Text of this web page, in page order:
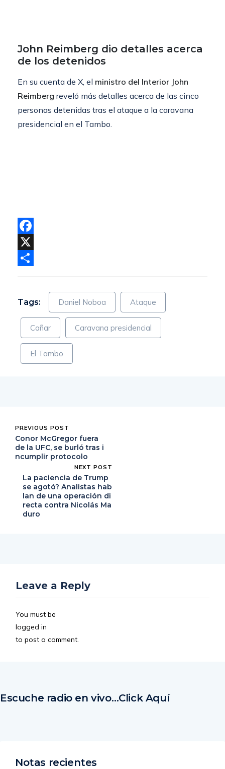
John Reimberg dio detalles acerca
de los detenidos
En su cuenta de X, el ministro del Interior John
Reimberg reveló más detalles acerca de las cinco
personas detenidas tras el ataque a la caravana
presidencial en el Tambo.
Facebook
X
Tags: Daniel Noboa Ataque
Cañar Caravana presidencial
El Tambo
PREVIOUS POST
Conor McGregor fuera
de la UFC, se burló tras i
ncumplir protocolo
NEXT POST
La paciencia de Trump
se agotó? Analistas hab
lan de una operación di
recta contra Nicolás Ma
duro
Leave a Reply
You must be
logged in
to post a comment.
Escuche radio en vivo…Click Aquí
Notas recientes